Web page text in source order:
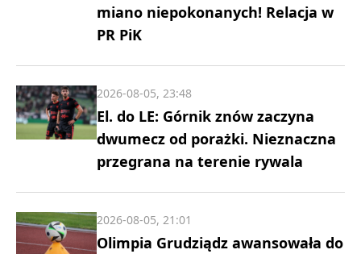
miano niepokonanych! Relacja w
PR PiK
El. do LE: Górnik znów zaczyna
dwumecz od porażki. Nieznaczna
przegrana na terenie rywala
2026-08-05, 23:48
Olimpia Grudziądz awansowała do
2026-08-05, 21:01